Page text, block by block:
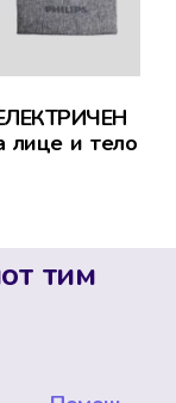
и тело
тим